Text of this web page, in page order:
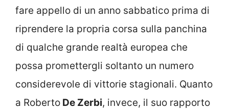
fare appello di un anno sabbatico prima di
riprendere la propria corsa sulla panchina
di qualche grande realtà europea che
possa promettergli soltanto un numero
considerevole di vittorie stagionali. Quanto
a Roberto De Zerbi, invece, il suo rapporto